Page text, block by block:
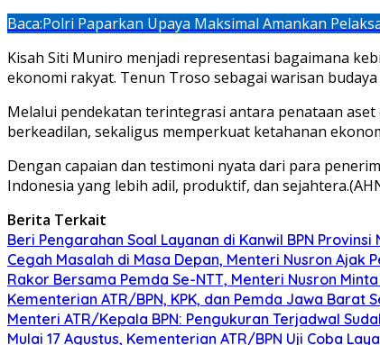
Baca:Polri Paparkan Upaya Maksimal Amankan
Kisah Siti Muniro menjadi representasi bagaimana
ekonomi rakyat. Tenun Troso sebagai warisan
Melalui pendekatan terintegrasi antara penataan
berkeadilan, sekaligus memperkuat ketahanan
Dengan capaian dan testimoni nyata dari para
Indonesia yang lebih adil, produktif, dan
Berita Terkait
Beri Pengarahan Soal Layanan di Kanwil BPN
Cegah Masalah di Masa Depan, Menteri Nusron Ajak
Rakor Bersama Pemda Se-NTT, Menteri Nusron
Kementerian ATR/BPN, KPK, dan Pemda Jawa
Menteri ATR/Kepala BPN: Pengukuran Terjadwal
Mulai 17 Agustus, Kementerian ATR/BPN Uji Coba